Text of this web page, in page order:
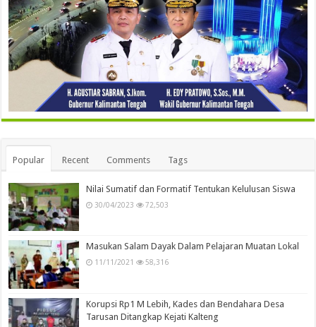
Popular Recent Comments Tags
Nilai Sumatif dan Formatif Tentukan Kelulusan Siswa
30/04/2023 72,503
Masukan Salam Dayak Dalam Pelajaran Muatan Lokal
11/11/2021 58,316
Korupsi Rp1 M Lebih, Kades dan Bendahara Desa
Tarusan Ditangkap Kejati Kalteng